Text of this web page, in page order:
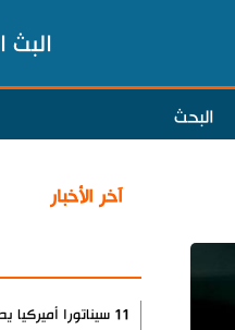
البث
البحث
آخر الأخبار
11 سيناتورا